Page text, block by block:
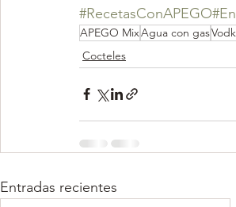
#RecetasConAPEGO
APEGO MixAgua con gas
Cocteles
Entradas recientes